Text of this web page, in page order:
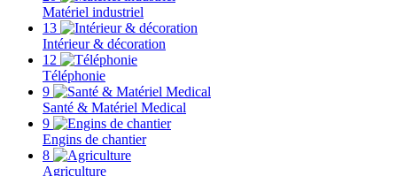
Matériel industriel
13
Intérieur & décoration
12
Téléphonie
9
Santé & Matériel Medical
9
Engins de chantier
8
Agriculture